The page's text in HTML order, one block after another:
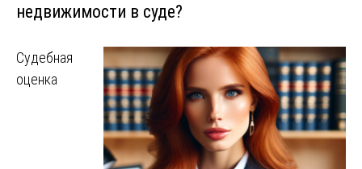
недвижимости в суде?
Судебная
оценка